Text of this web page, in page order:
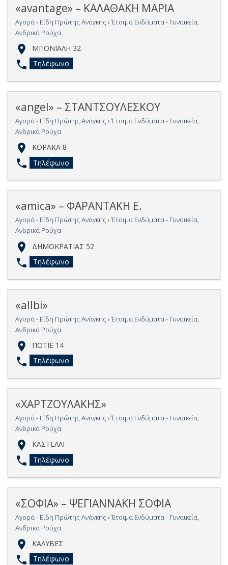
«avantage» – ΚΑΛΑΘΑΚΗ ΜΑΡΙΑ
Αγορά - Είδη Πρώτης Ανάγκης › Έτοιμα Ενδύματα - Γυναικεία,
Ανδρικά Ρούχα
ΜΠΟΝΙΑΛΗ 32
Τηλέφωνο
«angel» – ΣΤΑΝΤΣΟΥΛΕΣΚΟΥ
Αγορά - Είδη Πρώτης Ανάγκης › Έτοιμα Ενδύματα - Γυναικεία,
Ανδρικά Ρούχα
ΚΟΡΑΚΑ 8
Τηλέφωνο
«amica» – ΦΑΡΑΝΤΑΚΗ Ε.
Αγορά - Είδη Πρώτης Ανάγκης › Έτοιμα Ενδύματα - Γυναικεία,
Ανδρικά Ρούχα
ΔΗΜΟΚΡΑΤΙΑΣ 52
Τηλέφωνο
«allbi»
Αγορά - Είδη Πρώτης Ανάγκης › Έτοιμα Ενδύματα - Γυναικεία,
Ανδρικά Ρούχα
ΠΟΤΙΕ 14
Τηλέφωνο
«ΧΑΡΤΖΟΥΛΑΚΗΣ»
Αγορά - Είδη Πρώτης Ανάγκης › Έτοιμα Ενδύματα - Γυναικεία,
Ανδρικά Ρούχα
ΚΑΣΤΕΛΛΙ
Τηλέφωνο
«ΣΟΦΙΑ» – ΨΕΓΙΑΝΝΑΚΗ ΣΟΦΙΑ
Αγορά - Είδη Πρώτης Ανάγκης › Έτοιμα Ενδύματα - Γυναικεία,
Ανδρικά Ρούχα
ΚΑΛΥΒΕΣ
Τηλέφωνο